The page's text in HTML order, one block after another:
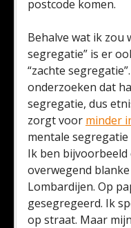
postcode komen.
Behalve wat ik zou
segregatie” is er
“zachte
onderzoeken dat
segregatie, dus
zorgt voor minder
mentale
Ik ben
overwegend
Lombardijen. Op
gesegregeerd. Ik
op straat. Maar